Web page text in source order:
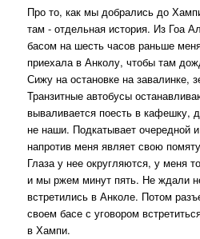
Про то, как мы добрались до
там - отдельная история. Из Гоа
басом на шесть часов раньше
приехала в Анколу, чтобы там
Сижу на остановке на завалинке,
Транзитные автобусы
вываливается поесть в кафешку,
не наши. Подкатывает очередной
напротив меня являет свою
Глаза у нее округляются, у меня
и мы ржем минут пять. Не ждали
встретились в Анколе. Потом
своем басе с уговором
в Хампи.